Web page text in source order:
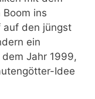
ins
auf den jüngst
ein
Jahr 1999,
Idee